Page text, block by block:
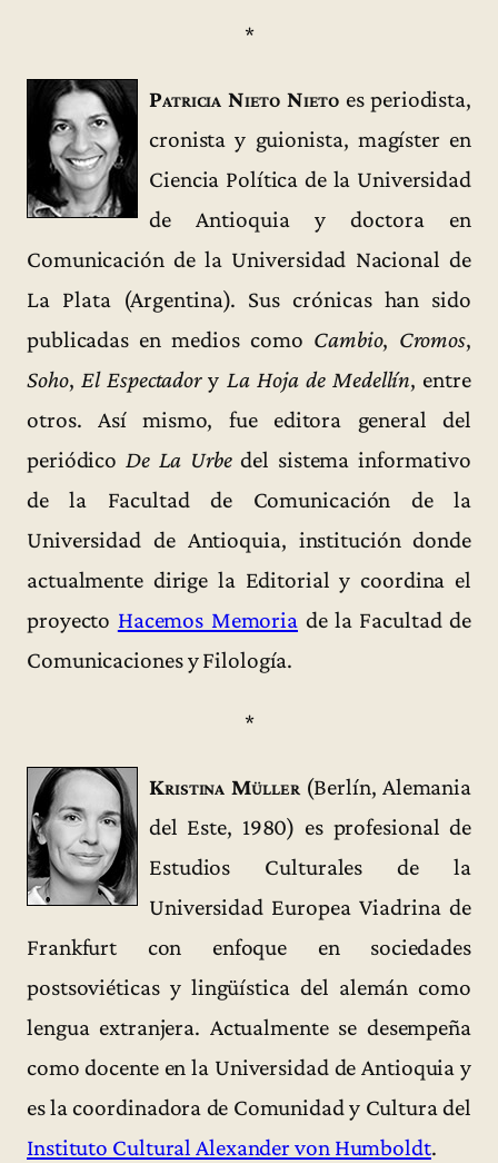
*
Patricia Nieto Nieto es periodista,
cronista y guionista, magíster en
Ciencia Política de la Universidad
de Antioquia y doctora en
Comunicación de la Universidad Nacional de
La Plata (Argentina). Sus crónicas han sido
publicadas en medios como Cambio, Cromos,
Soho, El Espectadory La Hoja de Medellín, entre
otros. Así mismo, fue editora general del
periódico De La Urbedel sistema informativo
de la Facultad de Comunicación de la
Universidad de Antioquia, institución donde
actualmente dirige la Editorial y coordina el
proyecto Hacemos Memoria de la Facultad de
Comunicaciones y Filología.
*
Kristina Müller(Berlín, Alemania
del Este, 1980) es profesional de
Estudios Culturales de la
Universidad Europea Viadrina de
Frankfurt con enfoque en sociedades
postsoviéticas y lingüística del alemán como
lengua extranjera. Actualmente se desempeña
como docente en la Universidad de Antioquia y
es la coordinadora de Comunidad y Cultura del
Instituto Cultural Alexander von Humboldt.